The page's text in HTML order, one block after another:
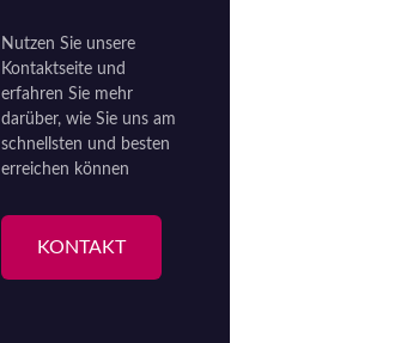
Nutzen Sie unsere
Kontaktseite und
erfahren Sie mehr
darüber, wie Sie uns am
schnellsten und besten
erreichen können
KONTAKT